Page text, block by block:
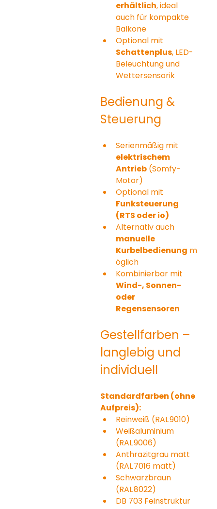
erhältlich, ideal
auch für kompakte
Balkone
Optional mit
Schattenplus, LED-
Beleuchtung und
Wettersensorik
Bedienung &
Steuerung
Serienmäßig mit
elektrischem
Antrieb (Somfy-
Motor)
Optional mit
Funksteuerung
(RTS oder io)
Alternativ auch
manuelle
Kurbelbedienung m
öglich
Kombinierbar mit
Wind-, Sonnen-
oder
Regensensoren
Gestellfarben –
langlebig und
individuell
Standardfarben (ohne
Aufpreis):
Reinweiß (RAL 9010)
Weißaluminium
(RAL 9006)
Anthrazitgrau matt
(RAL 7016 matt)
Schwarzbraun
(RAL 8022)
DB 703 Feinstruktur